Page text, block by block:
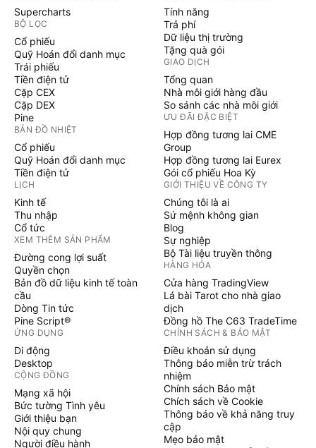
Supercharts
BỘ LỌC
Cổ phiếu
Quỹ Hoán đổi danh mục
Trái phiếu
Tiền điện tử
Cặp CEX
Cặp DEX
Pine
BẢN ĐỒ NHIỆT
Cổ phiếu
Quỹ Hoán đổi danh mục
Tiền điện tử
LỊCH
Kinh tế
Thu nhập
Cổ tức
XEM THÊM SẢN PHẨM
Đường cong lợi suất
Quyền chọn
Bản đồ dữ liệu kinh tế toàn
cầu
Dòng Tin tức
Pine Script®
ỨNG DỤNG
Di động
Desktop
CỘNG ĐỒNG
Mạng xã hội
Bức tường Tình yêu
Giới thiệu bạn
Nội quy chung
Người điều hành
Tính năng
Trả phí
Dữ liệu thị trường
Tặng quà gói
GIAO DỊCH
Tổng quan
Nhà môi giới hàng đầu
So sánh các nhà môi giới
ƯU ĐÃI ĐẶC BIỆT
Hợp đồng tương lai CME
Group
Hợp đồng tương lai Eurex
Gói cổ phiếu Hoa Kỳ
GIỚI THIỆU VỀ CÔNG TY
Chúng tôi là ai
Sứ mệnh không gian
Blog
Sự nghiệp
Bộ Tài liệu truyền thông
HÀNG HÓA
Cửa hàng TradingView
Lá bài Tarot cho nhà giao
dịch
Đồng hồ The C63 TradeTime
CHÍNH SÁCH & BẢO MẬT
Điều khoản sử dụng
Thông báo miễn trừ trách
nhiệm
Chính sách Bảo mật
Chích sách về Cookie
Thông báo về khả năng truy
cập
Mẹo bảo mật